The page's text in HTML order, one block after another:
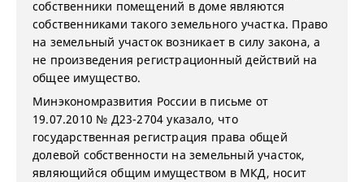
собственники помещений в доме являются
собственниками такого земельного участка. Право
на земельный участок возникает в силу закона, а
не произведения регистрационный действий на
общее имущество.
Минэкономразвития России в письме от
19.07.2010 № Д23-2704 указало, что
государственная регистрация права общей
долевой собственности на земельный участок,
являющийся общим имуществом в МКД, носит